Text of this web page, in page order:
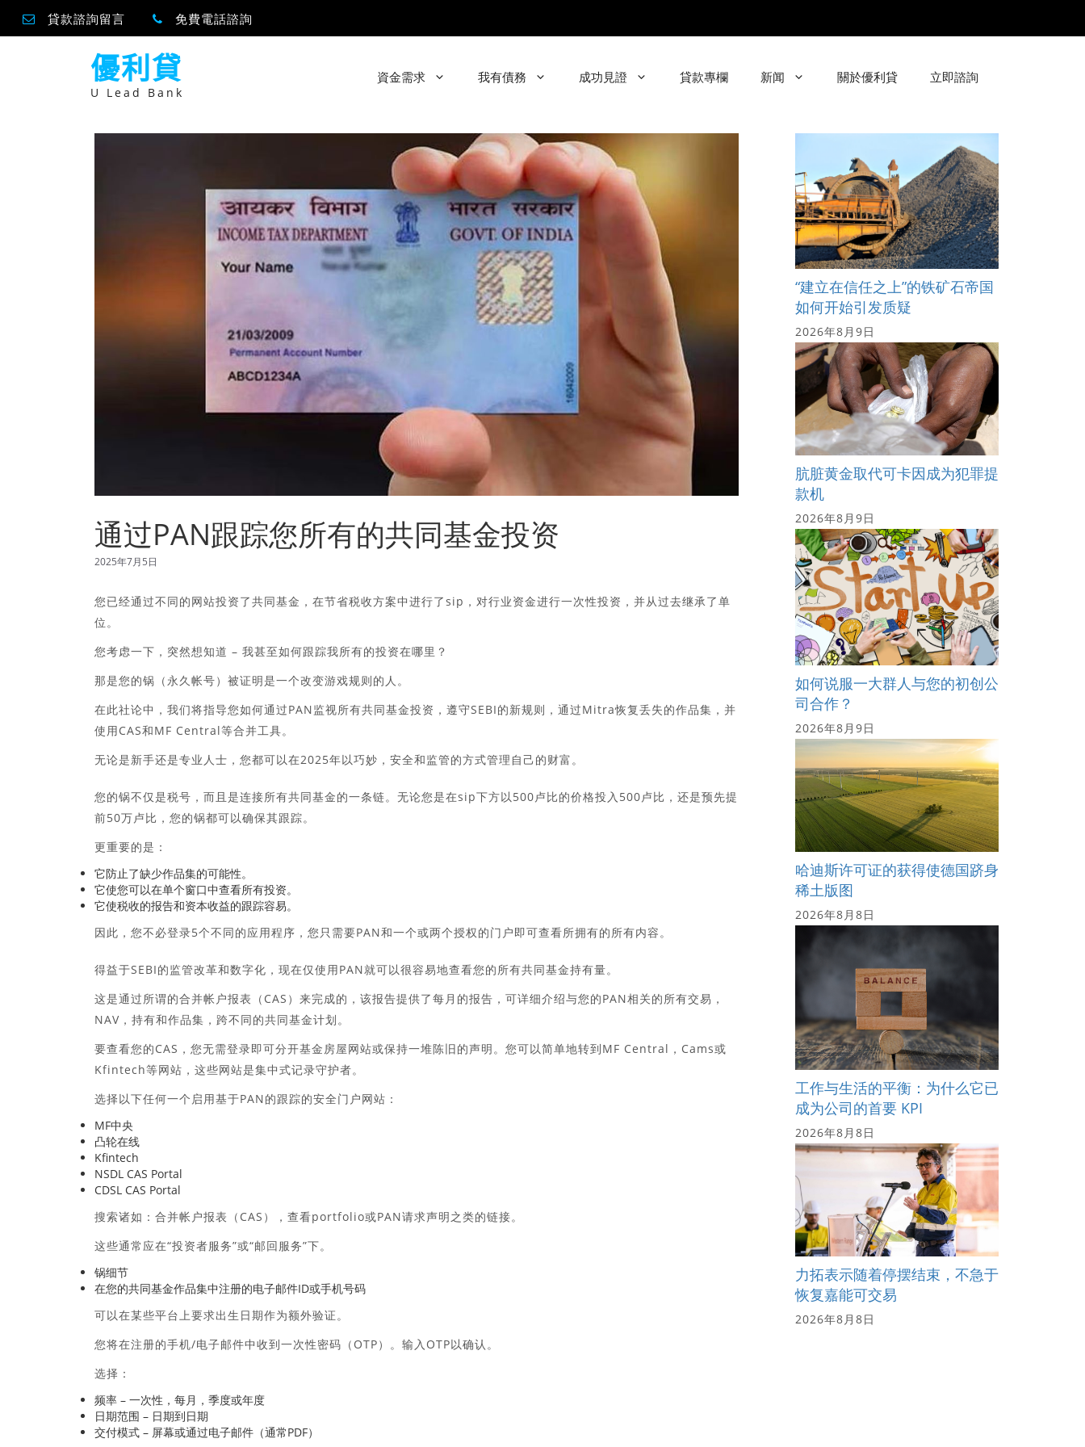
貸款諮詢留言 免費電話諮詢
優利貸
U Lead Bank
資金需求 我有債務 成功見證 貸款專欄 新闻 關於優利貸 立即諮詢
通过PAN跟踪您所有的共同基金投资
2025年7月5日
您已经通过不同的网站投资了共同基金，在节省税收方案中进行了sip，对行业资金进行一次性投资，并从过去继承了单
位。
您考虑一下，突然想知道 – 我甚至如何跟踪我所有的投资在哪里？
那是您的锅（永久帐号）被证明是一个改变游戏规则的人。
在此社论中，我们将指导您如何通过PAN监视所有共同基金投资，遵守SEBI的新规则，通过Mitra恢复丢失的作品集，并
使用CAS和MF Central等合并工具。
无论是新手还是专业人士，您都可以在2025年以巧妙，安全和监管的方式管理自己的财富。
您的锅不仅是税号，而且是连接所有共同基金的一条链。无论您是在sip下方以500卢比的价格投入500卢比，还是预先提
前50万卢比，您的锅都可以确保其跟踪。
更重要的是：
它防止了缺少作品集的可能性。
它使您可以在单个窗口中查看所有投资。
它使税收的报告和资本收益的跟踪容易。
因此，您不必登录5个不同的应用程序，您只需要PAN和一个或两个授权的门户即可查看所拥有的所有内容。
得益于SEBI的监管改革和数字化，现在仅使用PAN就可以很容易地查看您的所有共同基金持有量。
这是通过所谓的合并帐户报表（CAS）来完成的，该报告提供了每月的报告，可详细介绍与您的PAN相关的所有交易，
NAV，持有和作品集，跨不同的共同基金计划。
要查看您的CAS，您无需登录即可分开基金房屋网站或保持一堆陈旧的声明。您可以简单地转到MF Central，Cams或
Kfintech等网站，这些网站是集中式记录守护者。
选择以下任何一个启用基于PAN的跟踪的安全门户网站：
MF中央
凸轮在线
Kfintech
NSDL CAS Portal
CDSL CAS Portal
搜索诸如：合并帐户报表（CAS），查看portfolio或PAN请求声明之类的链接。
这些通常应在“投资者服务”或“邮回服务”下。
锅细节
在您的共同基金作品集中注册的电子邮件ID或手机号码
可以在某些平台上要求出生日期作为额外验证。
您将在注册的手机/电子邮件中收到一次性密码（OTP）。输入OTP以确认。
选择：
频率 – 一次性，每月，季度或年度
日期范围 – 日期到日期
交付模式 – 屏幕或通过电子邮件（通常PDF）
“建立在信任之上”的铁矿石帝国
如何开始引发质疑
2026年8月9日
肮脏黄金取代可卡因成为犯罪提
款机
2026年8月9日
如何说服一大群人与您的初创公
司合作？
2026年8月9日
哈迪斯许可证的获得使德国跻身
稀土版图
2026年8月8日
工作与生活的平衡：为什么它已
成为公司的首要 KPI
2026年8月8日
力拓表示随着停摆结束，不急于
恢复嘉能可交易
2026年8月8日